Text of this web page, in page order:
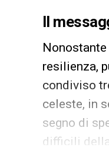
Il
resilienza,
condiviso
celeste, in
segno di
difficili